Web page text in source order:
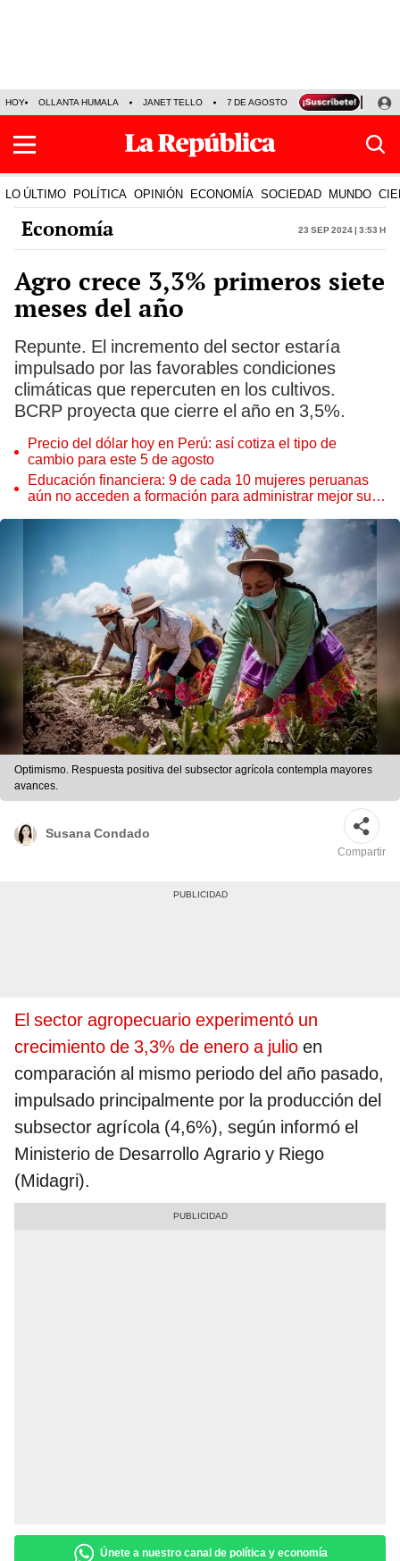
HOY OLLANTA HUMALA JANET TELLO 7 DE AGOSTO TINKA RESULTADOS
LO ÚLTIMO POLÍTICA OPINIÓN ECONOMÍA SOCIEDAD MUNDO
Economía 23 Sep 2024 | 3:53 h
Agro crece 3,3% primeros siete
meses del año
Repunte. El incremento del sector estaría
impulsado por las favorables condiciones
climáticas que repercuten en los cultivos.
BCRP proyecta que cierre el año en 3,5%.
Precio del dólar hoy en Perú: así cotiza el tipo de
cambio para este 5 de agosto
Educación financiera: 9 de cada 10 mujeres peruanas
aún no acceden a formación para administrar mejor su
Optimismo. Respuesta positiva del subsector agrícola contempla mayores
avances.
Susana Condado
Compartir
El sector agropecuario experimentó un
crecimiento de 3,3% de enero a julio en
comparación al mismo periodo del año pasado,
impulsado principalmente por la producción del
subsector agrícola (4,6%), según informó el
Ministerio de Desarrollo Agrario y Riego
(Midagri).
Únete a nuestro canal de política y economía